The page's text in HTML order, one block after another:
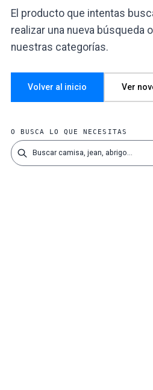
El producto que intentas
realizar una nueva búsqueda
nuestras categorías.
Volver al inicio Ver
O BUSCA LO QUE NECESITAS